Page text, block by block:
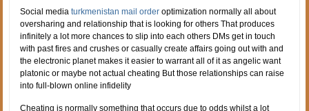
Social mediaturkmenistan mail order optimization normally all about
oversharing and relationship that is looking for others That produces
infinitely a lot more chances to slip into each others DMs get in touch
with past fires and crushes or casually create affairs going out with and
the electronic planet makes it easier to warrant all of it as angelic want
platonic or maybe not actual cheating But those relationships can raise
into full-blown online infidelity
Cheating is normally something that occurs due to odds whilst a lot